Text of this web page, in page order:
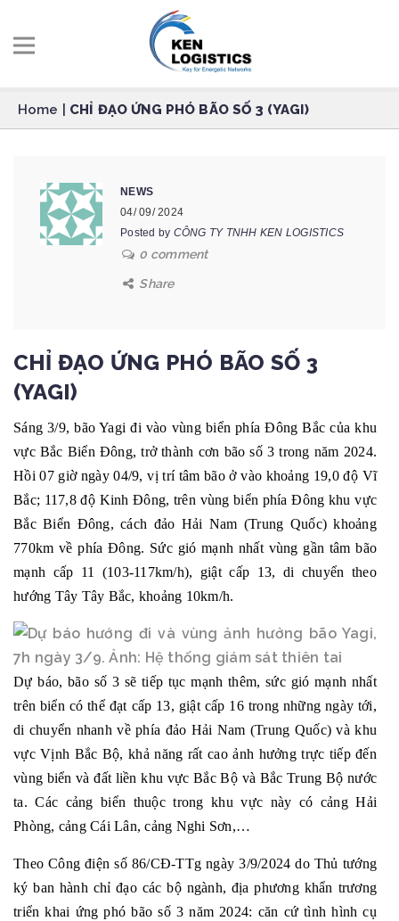
Home CHỈ ĐẠO ỨNG PHÓ BÃO SỐ 3 (YAGI)
NEWS
04/ 09/ 2024
Posted by CÔNG TY TNHH KEN LOGISTICS
0 comment
Share
CHỈ ĐẠO ỨNG PHÓ BÃO SỐ 3
(YAGI)
Sáng 3/9, bão Yagi đi vào vùng biển phía Đông Bắc của khu
vực Bắc Biển Đông, trở thành cơn bão số 3 trong năm 2024.
Hồi 07 giờ ngày 04/9, vị trí tâm bão ở vào khoảng 19,0 độ Vĩ
Bắc; 117,8 độ Kinh Đông, trên vùng biển phía Đông khu vực
Bắc Biển Đông, cách đảo Hải Nam (Trung Quốc) khoảng
770km về phía Đông. Sức gió mạnh nhất vùng gần tâm bão
mạnh cấp 11 (103-117km/h), giật cấp 13, di chuyển theo
hướng Tây Tây Bắc, khoảng 10km/h.
Dự báo, bão số 3 sẽ tiếp tục mạnh thêm, sức gió mạnh nhất
trên biển có thể đạt cấp 13, giật cấp 16 trong những ngày tới,
di chuyển nhanh về phía đảo Hải Nam (Trung Quốc) và khu
vực Vịnh Bắc Bộ, khả năng rất cao ảnh hưởng trực tiếp đến
vùng biển và đất liền khu vực Bắc Bộ và Bắc Trung Bộ nước
ta. Các cảng biển thuộc trong khu vực này có cảng Hải
Phòng, cảng Cái Lân, cảng Nghi Sơn,…
Theo Công điện số 86/CĐ-TTg ngày 3/9/2024 do Thủ tướng
ký ban hành chỉ đạo các bộ ngành, địa phương khẩn trương
triển khai ứng phó bão số 3 năm 2024: căn cứ tình hình cụ